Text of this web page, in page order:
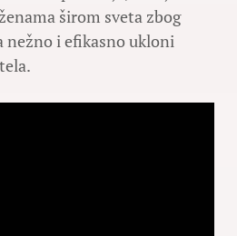
širom sveta zbog
nežno i efikasno ukloni